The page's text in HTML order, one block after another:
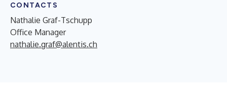
CONTACTS
Nathalie Graf-Tschupp
Office Manager
nathalie.graf@alentis.ch